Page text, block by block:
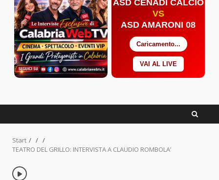
ASD CENADI CALCIO
VS
ASD AMARONI 08
Caricamento...
VAI AL LIVE
Start
TEATRO DEL GRILLO: INTERVISTA A CLAUDIO ROMBOLA’